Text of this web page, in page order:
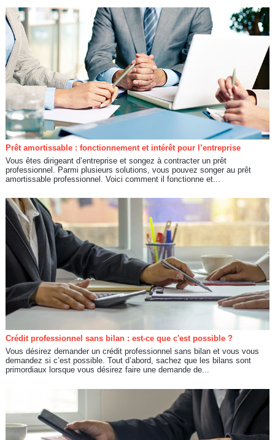
Prêt amortissable : fonctionnement et intérêt pour l’entreprise
Vous êtes dirigeant d’entreprise et songez à contracter un prêt
professionnel. Parmi plusieurs solutions, vous pouvez songer au prêt
amortissable professionnel. Voici comment il fonctionne et...
Crédit professionnel sans bilan : est-ce que c'est possible ?
Vous désirez demander un crédit professionnel sans bilan et vous vous
demandez si c’est possible. Tout d’abord, sachez que les bilans sont
primordiaux lorsque vous désirez faire une demande de...